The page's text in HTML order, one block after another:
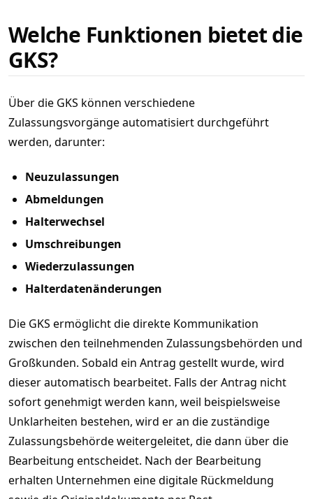
Welche Funktionen bietet die
GKS?
Über die GKS können verschiedene
Zulassungsvorgänge automatisiert durchgeführt
werden, darunter:
Neuzulassungen
Abmeldungen
Halterwechsel
Umschreibungen
Wiederzulassungen
Halterdatenänderungen
Die GKS ermöglicht die direkte Kommunikation
zwischen den teilnehmenden Zulassungsbehörden und
Großkunden. Sobald ein Antrag gestellt wurde, wird
dieser automatisch bearbeitet. Falls der Antrag nicht
sofort genehmigt werden kann, weil beispielsweise
Unklarheiten bestehen, wird er an die zuständige
Zulassungsbehörde weitergeleitet, die dann über die
Bearbeitung entscheidet. Nach der Bearbeitung
erhalten Unternehmen eine digitale Rückmeldung